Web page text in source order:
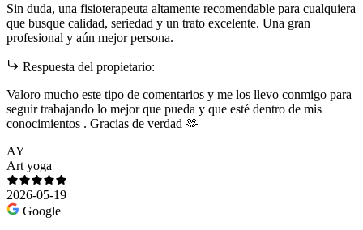
Sin duda, una fisioterapeuta altamente recomendable para cualquiera
que busque calidad, seriedad y un trato excelente. Una gran
profesional y aún mejor persona.
Respuesta del propietario:
Valoro mucho este tipo de comentarios y me los llevo conmigo para
seguir trabajando lo mejor que pueda y que esté dentro de mis
conocimientos . Gracias de verdad 🫶
AY
Art yoga
2026-05-19
Google